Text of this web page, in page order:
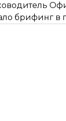
брифинг в